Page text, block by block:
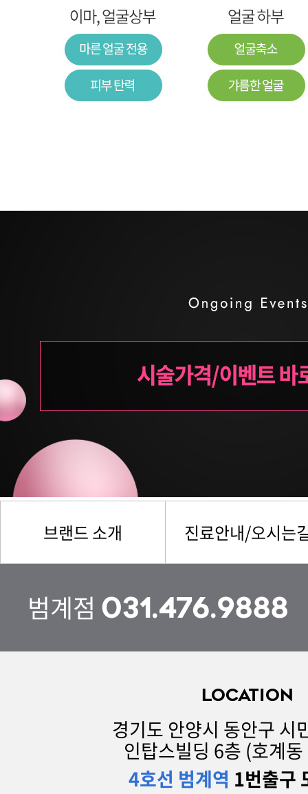
브랜드 소개 진료안내/오시는
범계점 031.476.9888
LOCATION
경기도 안양시 동안구 시
인탑스빌딩 6층 (호계
4호선 범계역 1번출구